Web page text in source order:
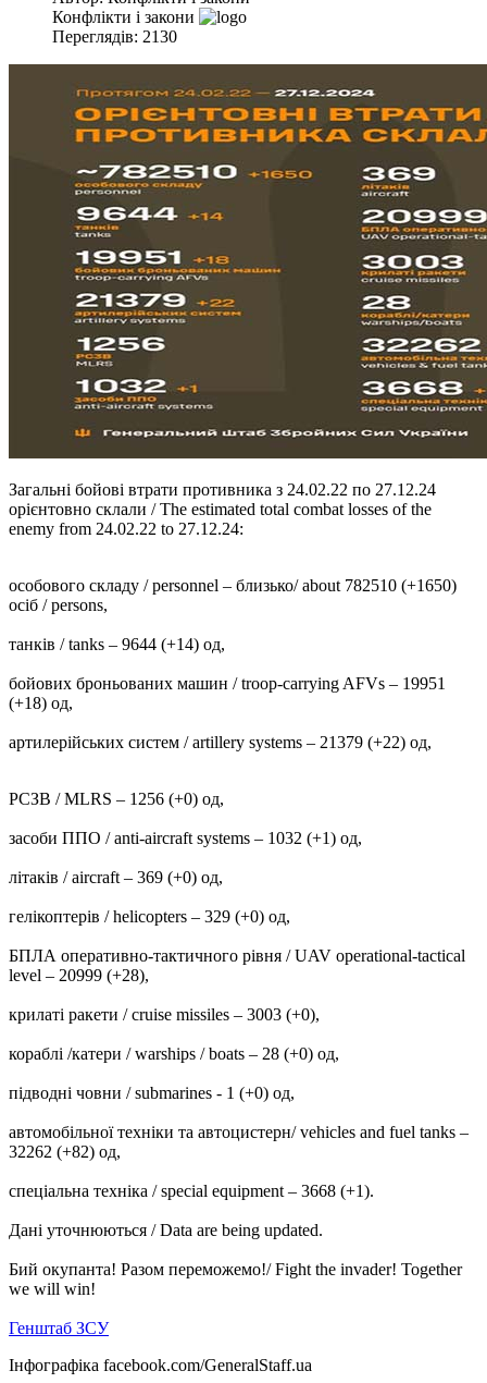
Конфлікти і закони
Переглядів: 2130
Загальні бойові втрати противника з 24.02.22 по 27.12.24
орієнтовно склали / The estimated total combat losses of the
enemy from 24.02.22 to 27.12.24:
особового складу / personnel ‒ близько/ about 782510 (+1650)
осіб / persons,
танків / tanks ‒ 9644 (+14) од,
бойових броньованих машин / troop-carrying AFVs ‒ 19951
(+18) од,
артилерійських систем / artillery systems – 21379 (+22) од,
РСЗВ / MLRS – 1256 (+0) од,
засоби ППО / anti-aircraft systems ‒ 1032 (+1) од,
літаків / aircraft – 369 (+0) од,
гелікоптерів / helicopters – 329 (+0) од,
БПЛА оперативно-тактичного рівня / UAV operational-tactical
level – 20999 (+28),
крилаті ракети / cruise missiles ‒ 3003 (+0),
кораблі /катери / warships / boats ‒ 28 (+0) од,
підводні човни / submarines - 1 (+0) од,
автомобільної техніки та автоцистерн/ vehicles and fuel tanks –
32262 (+82) од,
спеціальна техніка / special equipment ‒ 3668 (+1).
Дані уточнюються / Data are being updated.
Бий окупанта! Разом переможемо!/ Fight the invader! Together
we will win!
Генштаб ЗСУ
Інфографіка facebook.com/GeneralStaff.ua